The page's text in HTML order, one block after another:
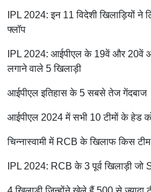
IPL 2024: इन 11 विदेशी खिलाड़ियों ने
फ्लॉप
IPL 2024: आईपीएल के 19वें और 20वें
लगाने वाले 5 खिलाड़ी
आईपीएल इतिहास के 5 सबसे तेज गेंदबाज
आईपीएल 2024 में सभी 10 टीमों के हेड
चिन्नास्वामी में RCB के खिलाफ किस
IPL 2024: RCB के 3 पूर्व खिलाड़ी जो